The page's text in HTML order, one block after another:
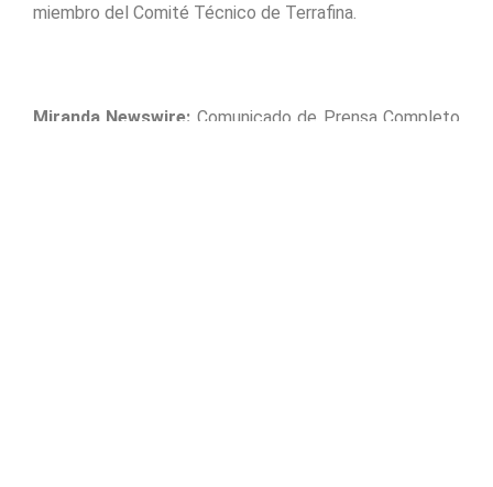
miembro del Comité Técnico de Terrafina.
Miranda Newswire: Comunicado de Prensa Completo